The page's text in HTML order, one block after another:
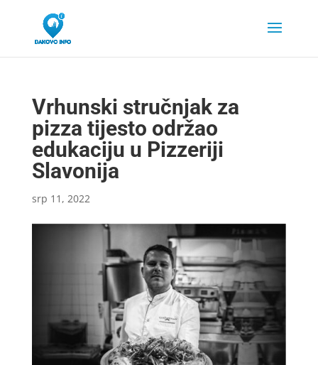
Vrhunski stručnjak za
pizza tijesto održao
edukaciju u Pizzeriji
Slavonija
srp 11, 2022